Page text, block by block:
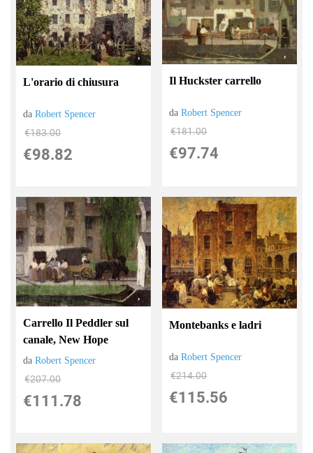
L'orario di chiusura
daRobert Spencer
€183.00
€98.82
Il Huckster carrello
daRobert Spencer
€181.00
€97.74
Carrello Il Peddler sul
canale, New Hope
daRobert Spencer
€207.00
€111.78
Montebanks e ladri
daRobert Spencer
€214.00
€115.56